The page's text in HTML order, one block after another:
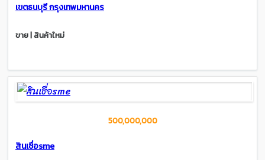
เขตธนบุรี กรุงเทพมหานคร
ขาย | สินค้าใหม่
500,000,000
สินเชื่อsme